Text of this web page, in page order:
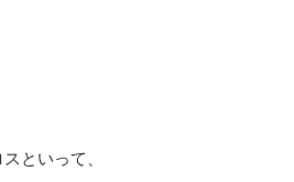
といって、